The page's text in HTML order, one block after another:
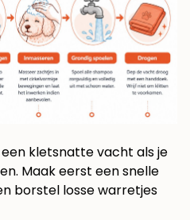
kletsnatte vacht als je
Maak eerst een snelle
borstel losse warretjes